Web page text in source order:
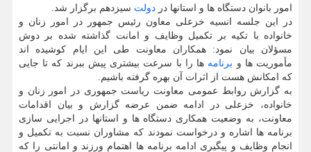
امور بانوان دستگاه ها و استانها در دولت سیزدهم برگزار شد.
در این جلسه انسیه خزعلی معاون رئیس جمهور در امور زنان و
خانواده با تکیه بر تکمیل وظایف و امانت گذاشته شده بر دوش
مسؤلان بیان نمود: همکاران معاونت طی این ایام کوشیده اند
مأموریت ها و برنامه ها را با سرعت بیشتری پیش ببرند که تا جایی
که امکانش هست از اثرات آن بهره گرفته باشیم.
به گزارش روابط عمومی معاونت ریاست جمهوری در امور زنان و
خانواده، خزعلی در ادامه ضمن عرضه گزارش و بیان اقدامات
معاونت، به وضعیت همکاری دستگاه ها و استانها در اجرایی سازی
برنامه ها اشاره و درخواست نمودند که مشاوران نسبت به تکمیل و
انجام وظایف و پیگیری ادامه برنامه ها اهتمام ورزند و امانتی را که